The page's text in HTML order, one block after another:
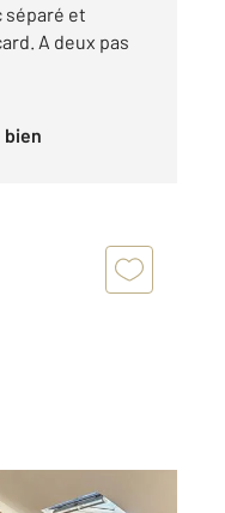
séparé et
A deux pas
bien